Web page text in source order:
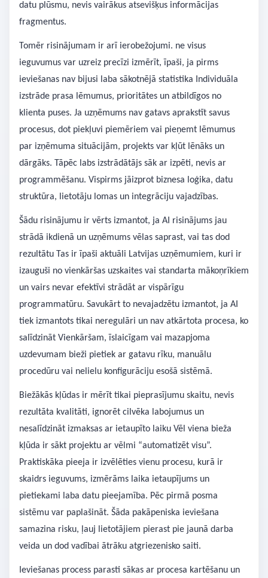
datu plūsmu, nevis vairākus atsevišķus informācijas
fragmentus.
Tomēr risinājumam ir arī ierobežojumi. ne visus
ieguvumus var uzreiz precīzi izmērīt, īpaši, ja pirms
ieviešanas nav bijusi laba sākotnējā statistika Individuāla
izstrāde prasa lēmumus, prioritātes un atbildīgos no
klienta puses. Ja uzņēmums nav gatavs aprakstīt savus
procesus, dot piekļuvi piemēriem vai pieņemt lēmumus
par izņēmuma situācijām, projekts var kļūt lēnāks un
dārgāks. Tāpēc labs izstrādātājs sāk ar izpēti, nevis ar
programmēšanu. Vispirms jāizprot biznesa loģika, datu
struktūra, lietotāju lomas un integrāciju vajadzības.
Šādu risinājumu ir vērts izmantot, ja AI risinājums jau
strādā ikdienā un uzņēmums vēlas saprast, vai tas dod
rezultātu Tas ir īpaši aktuāli Latvijas uzņēmumiem, kuri ir
izauguši no vienkāršas uzskaites vai standarta mākoņrīkiem
un vairs nevar efektīvi strādāt ar vispārīgu
programmatūru. Savukārt to nevajadzētu izmantot, ja AI
tiek izmantots tikai neregulāri un nav atkārtota procesa, ko
salīdzināt Vienkāršam, īslaicīgam vai mazapjoma
uzdevumam bieži pietiek ar gatavu rīku, manuālu
procedūru vai nelielu konfigurāciju esošā sistēmā.
Biežākās kļūdas ir mērīt tikai pieprasījumu skaitu, nevis
rezultāta kvalitāti, ignorēt cilvēka labojumus un
nesalīdzināt izmaksas ar ietaupīto laiku Vēl viena bieža
kļūda ir sākt projektu ar vēlmi “automatizēt visu”.
Praktiskāka pieeja ir izvēlēties vienu procesu, kurā ir
skaidrs ieguvums, izmērāms laika ietaupījums un
pietiekami laba datu pieejamība. Pēc pirmā posma
sistēmu var paplašināt. Šāda pakāpeniska ieviešana
samazina risku, ļauj lietotājiem pierast pie jaunā darba
veida un dod vadībai ātrāku atgriezenisko saiti.
Ieviešanas process parasti sākas ar procesa kartēšanu un